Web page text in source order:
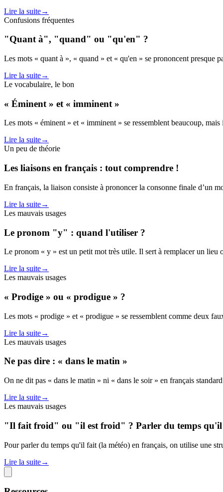
Lire la suite→
Confusions fréquentes
"Quant à", "quand" ou "qu'en" ?
Les mots « quant à », « quand » et « qu'en » se prononcent presque
Lire la suite→
Le vocabulaire, le bon
« Éminent » et « imminent »
Les mots « éminent » et « imminent » se ressemblent beaucoup,
Lire la suite→
Un peu de théorie
Les liaisons en français : tout comprendre !
En français, la liaison consiste à prononcer la consonne finale d’un
Lire la suite→
Les mauvais usages
Le pronom "y" : quand l'utiliser ?
Le pronom « y » est un petit mot très utile. Il sert à remplacer un lieu
Lire la suite→
Les mauvais usages
« Prodige » ou « prodigue » ?
Les mots « prodige » et « prodigue » se ressemblent comme deux
Lire la suite→
Les mauvais usages
Ne pas dire : « dans le matin »
On ne dit pas « dans le matin » ni « dans le soir » en français
Lire la suite→
Les mauvais usages
"Il fait froid" ou "il est froid" ? Parler du temps
Pour parler du temps qu'il fait (la météo) en français, on utilise une
Lire la suite→